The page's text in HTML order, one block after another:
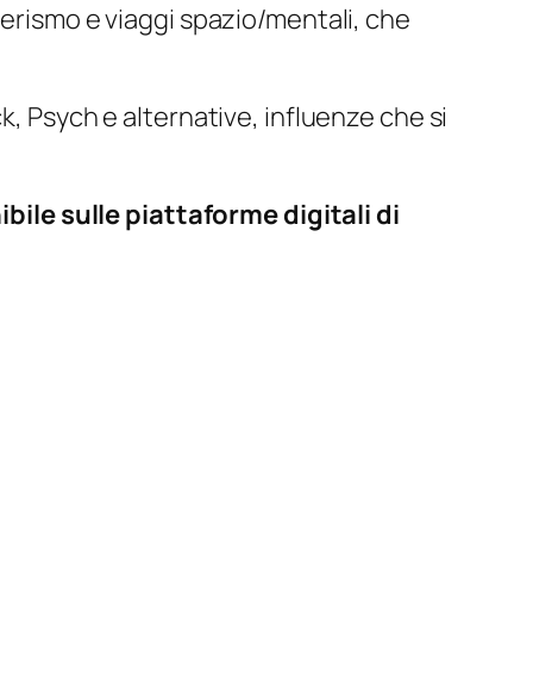
e viaggi spazio/mentali, che
Psych e alternative, influenze che si
sulle piattaforme digitali di